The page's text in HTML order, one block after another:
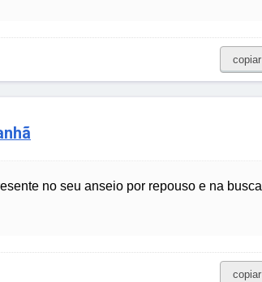
copiar
no seu anseio por repouso e na busca
copiar